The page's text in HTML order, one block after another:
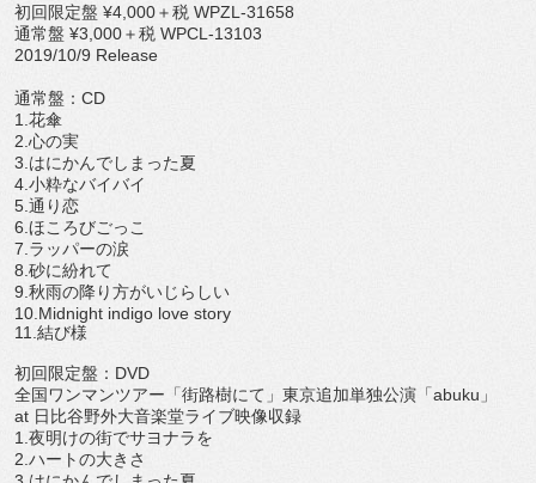
初回限定盤 ¥4,000＋税 WPZL-31658
通常盤 ¥3,000＋税 WPCL-13103
2019/10/9 Release
通常盤：CD
1.花傘
2.心の実
3.はにかんでしまった夏
4.小粋なバイバイ
5.通り恋
6.ほころびごっこ
7.ラッパーの涙
8.砂に紛れて
9.秋雨の降り方がいじらしい
10.Midnight indigo love story
11.結び様
初回限定盤：DVD
全国ワンマンツアー「街路樹にて」東京追加単独公演「abuku」
at 日比谷野外大音楽堂ライブ映像収録
1.夜明けの街でサヨナラを
2.ハートの大きさ